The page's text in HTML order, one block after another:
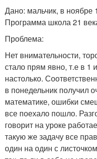
Дано: мальчик, в ноябре
Программа школа 21
Проблема:
Нет внимательности,
стало прям явно, т.е в 1
настолько.
в понедельник получил
математике, ошибки
все поехало пошло.
говорит на уроке
такую же задачу все
один на один с